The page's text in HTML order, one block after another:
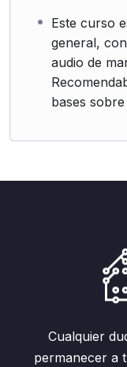
Este curso
general,
audio de
bases
Cualquier
permanecer a